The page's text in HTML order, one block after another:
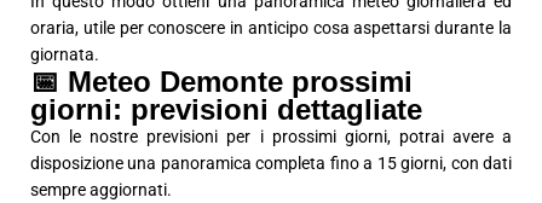
oraria, utile per conoscere in anticipo cosa aspettarsi durante la
giornata.
📅 Meteo Demonte prossimi
giorni: previsioni dettagliate
Con le nostre previsioni per i prossimi giorni, potrai avere a
disposizione una panoramica completa fino a 15 giorni, con dati
sempre aggiornati.